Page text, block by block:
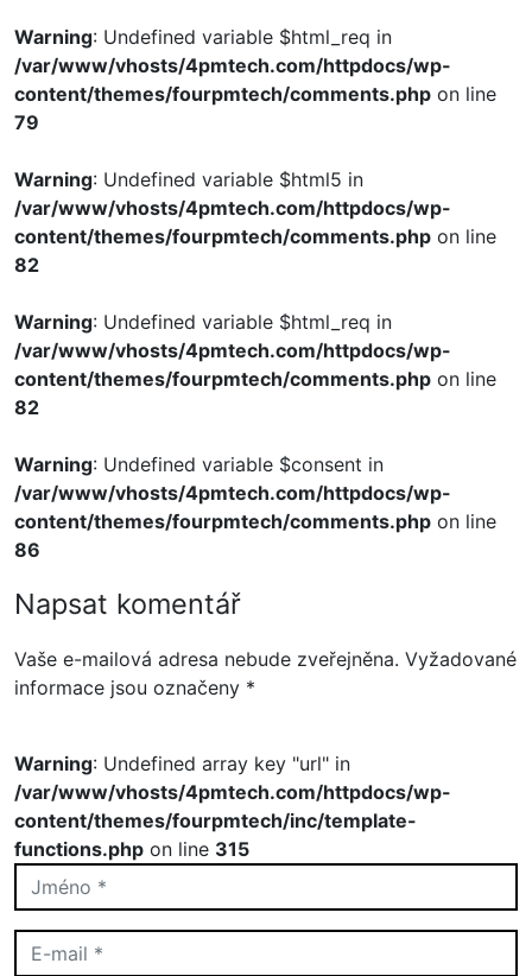
Warning: Undefined variable $html_req in
/var/www/vhosts/4pmtech.com/httpdocs/wp-
content/themes/fourpmtech/comments.php on line
79
Warning: Undefined variable $html5 in
/var/www/vhosts/4pmtech.com/httpdocs/wp-
content/themes/fourpmtech/comments.php on line
82
Warning: Undefined variable $html_req in
/var/www/vhosts/4pmtech.com/httpdocs/wp-
content/themes/fourpmtech/comments.php on line
82
Warning: Undefined variable $consent in
/var/www/vhosts/4pmtech.com/httpdocs/wp-
content/themes/fourpmtech/comments.php on line
86
Napsat komentář
Vaše e-mailová adresa nebude zveřejněna. Vyžadované
informace jsou označeny *
Warning: Undefined array key "url" in
/var/www/vhosts/4pmtech.com/httpdocs/wp-
content/themes/fourpmtech/inc/template-
functions.php on line 315